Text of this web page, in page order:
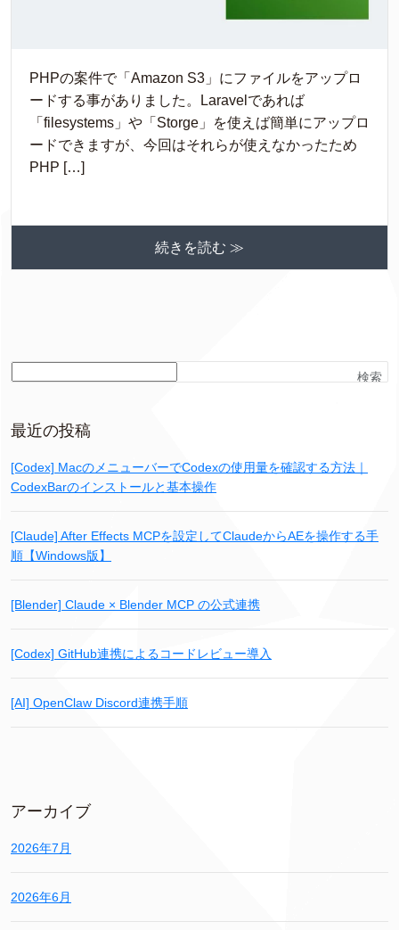
PHPの案件で「Amazon S3」にファイルをアップロ
ードする事がありました。Laravelであれば
「filesystems」や「Storge」を使えば簡単にアップロ
ードできますが、今回はそれらが使えなかったため
PHP […]
続きを読む ≫
検索
最近の投稿
[Codex] MacのメニューバーでCodexの使用量を確認する方法｜
CodexBarのインストールと基本操作
[Claude] After Effects MCPを設定してClaudeからAEを操作する手
順【Windows版】
[Blender] Claude × Blender MCP の公式連携
[Codex] GitHub連携によるコードレビュー導入
[AI] OpenClaw Discord連携手順
アーカイブ
2026年7月
2026年6月